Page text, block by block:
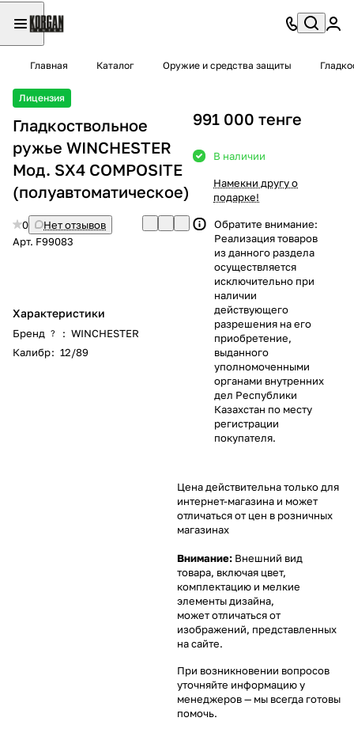
Главная Каталог Оружие и средства защиты
Лицензия
Гладкоствольное
ружье WINCHESTER
Moд. SX4 COMPOSITE
(полуавтоматическое)
0
Нет отзывов
Арт. F99083
Характеристики
Бренд ? : WINCHESTER
Калибр: 12/89
991 000 тенге
В наличии
Намекни другу о
подарке!
Обратите внимание:
Реализация товаров
из данного раздела
осуществляется
исключительно при
наличии
действующего
разрешения на его
приобретение,
выданного
уполномоченными
органами внутренних
дел Республики
Казахстан по месту
регистрации
покупателя.
Цена действительна только для
интернет-магазина и может
отличаться от цен в розничных
магазинах
Внимание: Внешний вид
товара, включая цвет,
комплектацию и мелкие
элементы дизайна,
может отличаться от
изображений, представленных
на сайте.
При возникновении вопросов
уточняйте информацию у
менеджеров— мы всегда готовы
помочь.